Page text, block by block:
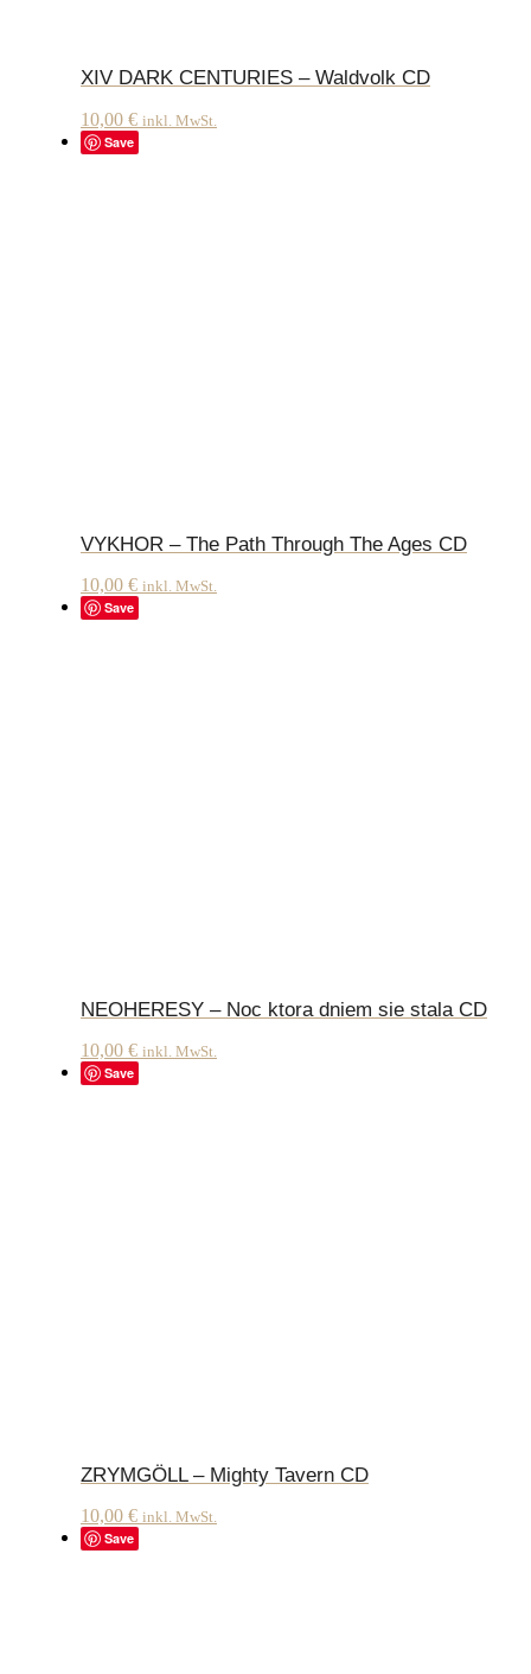
XIV DARK CENTURIES – Waldvolk CD
10,00 € inkl. MwSt.
Save
VYKHOR – The Path Through The Ages CD
10,00 € inkl. MwSt.
Save
NEOHERESY – Noc ktora dniem sie stala CD
10,00 € inkl. MwSt.
Save
ZRYMGÖLL – Mighty Tavern CD
10,00 € inkl. MwSt.
Save